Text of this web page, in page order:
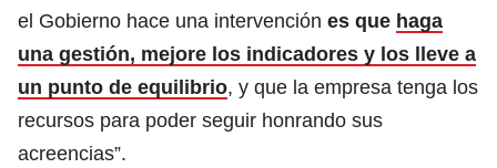
el Gobierno hace una intervención es que haga
una gestión, mejore los indicadores y los lleve a
un punto de equilibrio, y que la empresa tenga los
recursos para poder seguir honrando sus
acreencias”.